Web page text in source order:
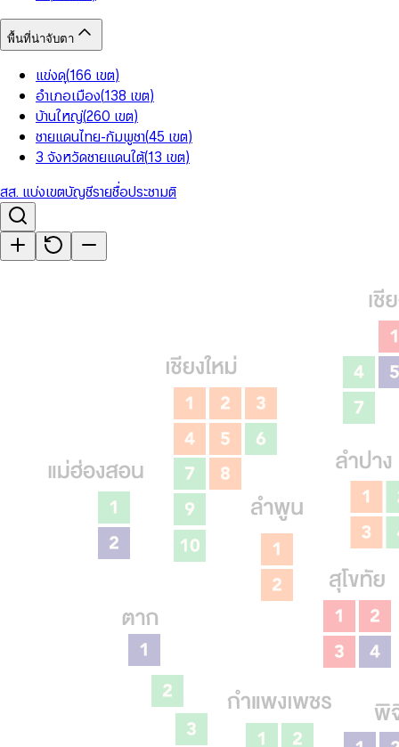
พื้นที่น่าจับตา
แข่งดุ(166 เขต)
อำเภอเมือง(138 เขต)
บ้านใหญ่(260 เขต)
ชายแดนไทย-กัมพูชา(45 เขต)
3 จังหวัดชายแดนใต้(13 เขต)
สส. แบ่งเขตบัญชีรายชื่อประชามติ